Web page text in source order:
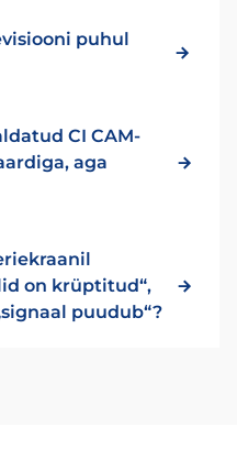
puhul
CI CAM-
aga
on krüptitud“,
puudub“?